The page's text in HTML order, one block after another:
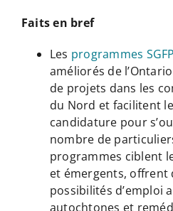
Faits en bref
Les programmes
améliorés de
de projets dans les
du Nord et facilitent
candidature pour
nombre de
programmes ciblent
et émergents, offrent
possibilités d’emploi
autochtones et